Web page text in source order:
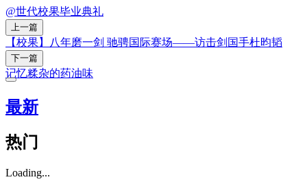
@世代校果毕业典礼
上一篇
【校果】八年磨一剑 驰骋国际赛场——访击剑国手杜昀韬
下一篇
记忆糅杂的药油味
最新
热门
Loading...